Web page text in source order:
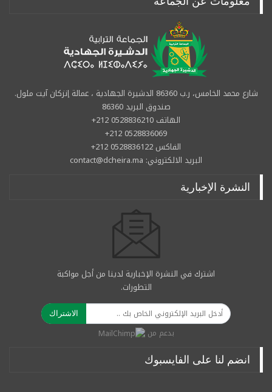
شارع محمد الخامس، ر.ب 86360 الدشيرة الجهادية ، عمالة إنزكان آيت ملول.
صندوق البريد 86360
الهاتف 0528836210 212+
0528836069 212+
الفاكس 0528836122 212+
البريد الالكتروني: contact@dcheira.ma
النشرة الإخبارية
اشترك في النشرة الإخبارية لدينا من أجل مواكبة
التطورات.
الاشتراك
بدعم من
انضم لنا على الفايسبوك